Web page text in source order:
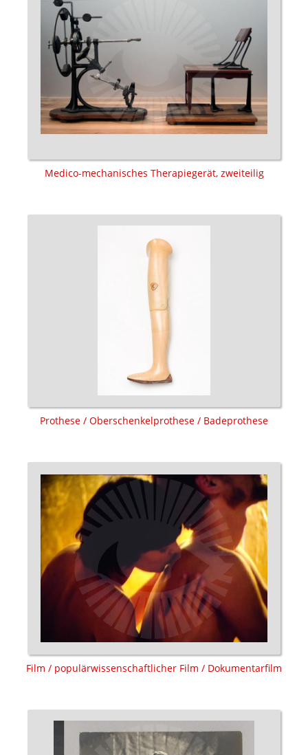
Medico-mechanisches Therapiegerät, zweiteilig
Prothese / Oberschenkelprothese / Badeprothese
Film / populärwissenschaftlicher Film / Dokumentarfilm